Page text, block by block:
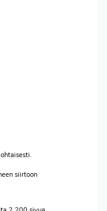
siirtoon